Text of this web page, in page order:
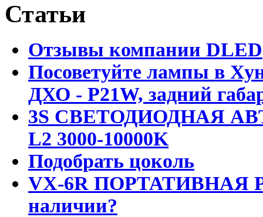
Статьи
Отзывы компании DLED
Посоветуйте лампы в
ДХО - P21W, задний
3S СВЕТОДИОДНАЯ
L2 3000-10000K
Подобрать цоколь
VX-6R ПОРТАТИВНАЯ
наличии?